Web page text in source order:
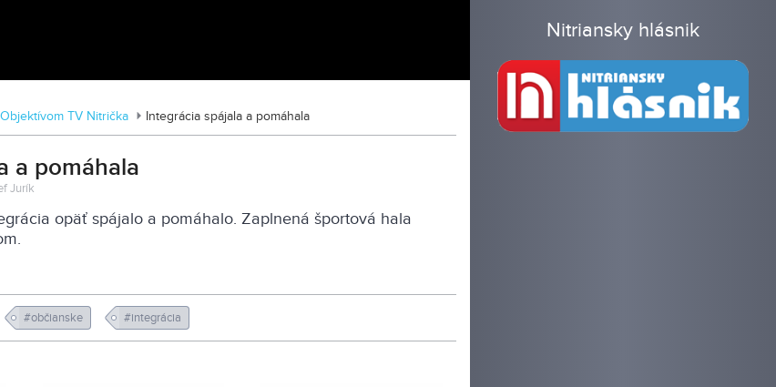
TV Nitrička Integrácia spájala a pomáhala
a pomáhala
Jurík
opäť spájalo a pomáhalo. Zaplnená športová hala
#občianske #integrácia
Nitriansky hlásnik